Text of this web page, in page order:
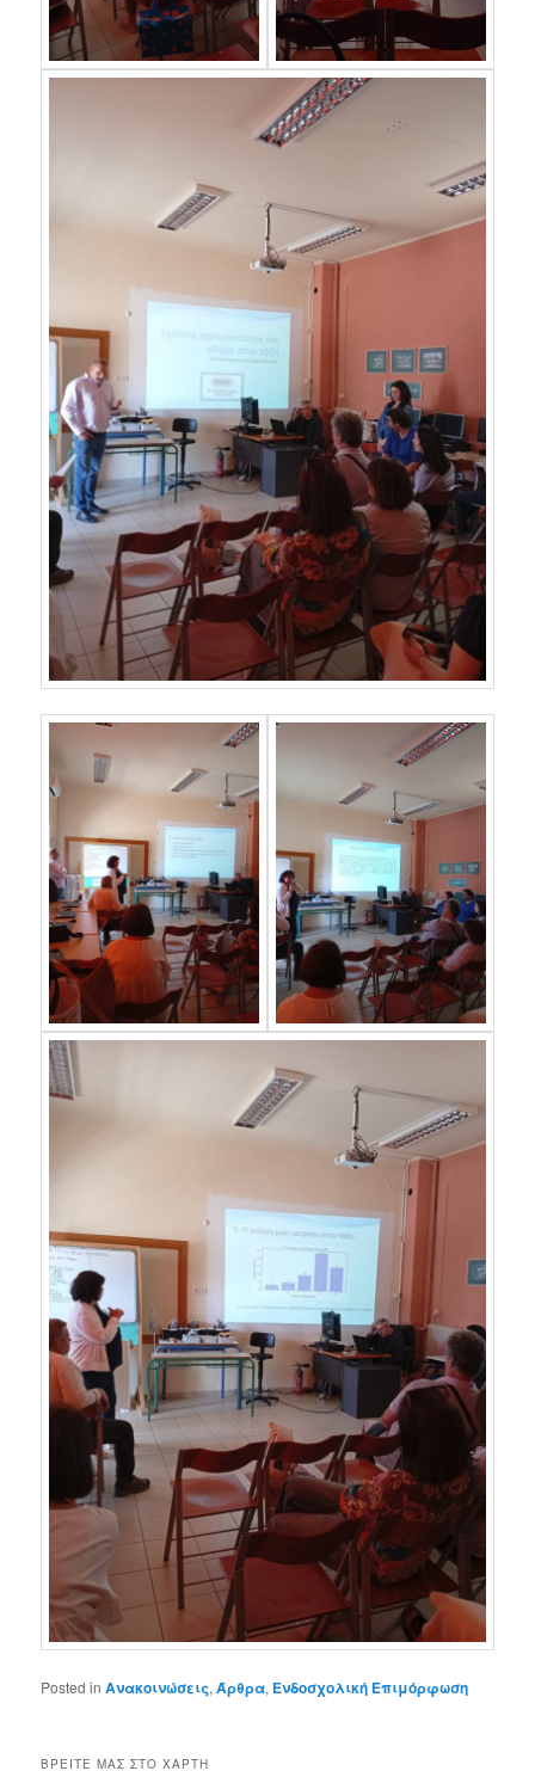
Posted in Ανακοινώσεις,Άρθρα, Ενδοσχολική Επιμόρφωση
ΒΡΕΊΤΕ ΜΑΣ ΣΤΟ ΧΆΡΤΗ